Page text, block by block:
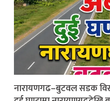
नारायणगढ–बुटवल सडक